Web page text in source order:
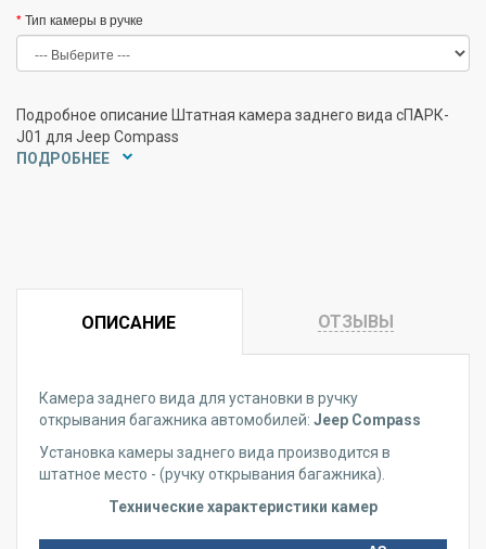
Тип камеры в ручке
Подробное описание Штатная камера заднего вида сПАРК-
J01 для Jeep Compass
ПОДРОБНЕЕ
ОПИСАНИЕ ОТЗЫВЫ
Камера заднего вида для установки в ручку
открывания багажника автомобилей: Jeep Compass
Установка камеры заднего вида производится в
штатное место - (ручку открывания багажника).
Технические характеристики камер